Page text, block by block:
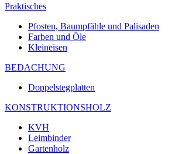
Praktisches
Pfosten, Baumpfähle und Palisaden
Farben und Öle
Kleineisen
BEDACHUNG
Doppelstegplatten
KONSTRUKTIONSHOLZ
KVH
Leimbinder
Gartenholz